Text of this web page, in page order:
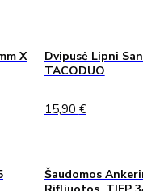
X
Dvipusė Lipni
TACODUO
15,90 €
Šaudomos